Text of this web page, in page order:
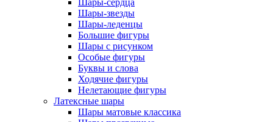
Шары-звезды
Шары-леденцы
Большие фигуры
Шары с рисунком
Особые фигуры
Буквы и слова
Ходячие фигуры
Нелетающие фигуры
Латексные шары
Шары матовые классика